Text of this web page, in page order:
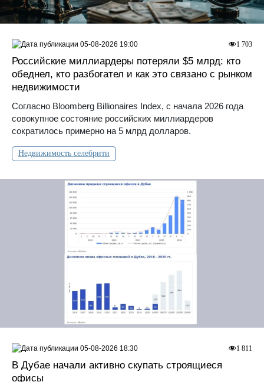
Российские миллиардеры потеряли $5 млрд: кто
обеднел, кто разбогател и как это связано с рынком
недвижимости
Согласно Bloomberg Billionaires Index, с начала 2026 года
совокупное состояние российских миллиардеров
сократилось примерно на 5 млрд долларов.
Недвижимость селебрити
1 703
05-08-2026 19:00
В Дубае начали активно скупать строящиеся
офисы
1 811
05-08-2026 18:30